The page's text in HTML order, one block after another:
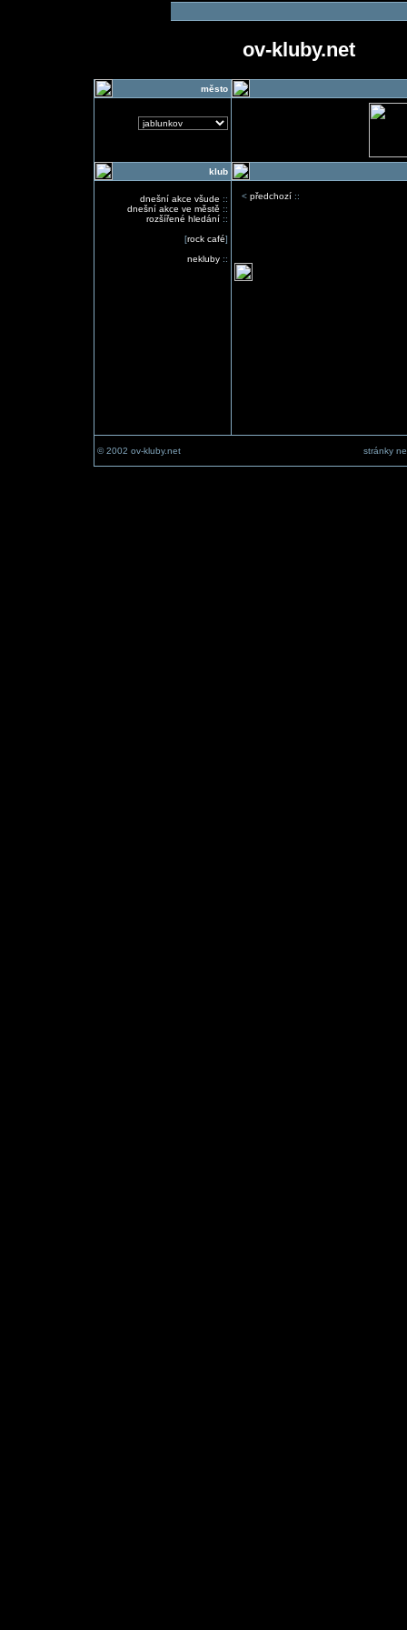
ov-kluby.net
město
klub
dnešní akce všude ::
dnešní akce ve městě ::
rozšířené hledání::
[rock café]
nekluby::
< předchozí::
© 2002 ov-kluby.net stránky